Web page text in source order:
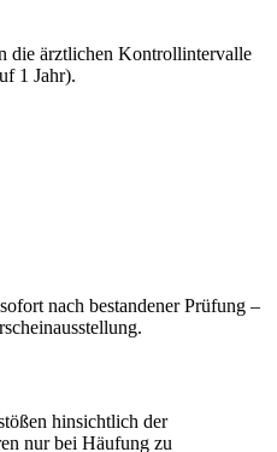
die ärztlichen Kontrollintervalle
1 Jahr).
nach bestandener Prüfung –
hinsichtlich der
nur bei Häufung zu